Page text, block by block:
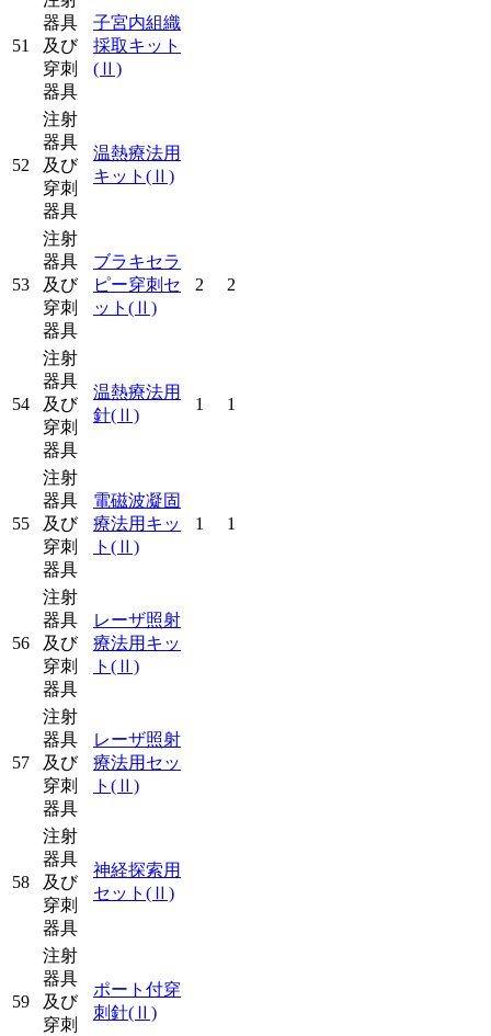
51
器具
及び
穿刺
器具
子宮内組織
採取キット
(Ⅱ)
52
注射
器具
及び
穿刺
器具
温熱療法用
キット (Ⅱ)
53
注射
器具
及び
穿刺
器具
ブラキセラ
ピー穿刺セ
ット (Ⅱ)
2 2
54
注射
器具
及び
穿刺
器具
温熱療法用
針(Ⅱ)
1 1
55
注射
器具
及び
穿刺
器具
電磁波凝固
療法用キッ
ト (Ⅱ)
1 1
56
注射
器具
及び
穿刺
器具
レーザ照射
療法用キッ
ト (Ⅱ)
57
注射
器具
及び
穿刺
器具
レーザ照射
療法用セッ
ト (Ⅱ)
58
注射
器具
及び
穿刺
器具
神経探索用
セット (Ⅱ)
59
注射
器具
及び
穿刺
ポート付穿
刺針(Ⅱ)